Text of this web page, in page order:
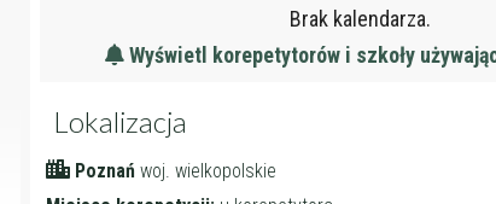
Brak kalendarza.
Wyświetl korepetytorów i szkoły
Lokalizacja
Poznań woj. wielkopolskie